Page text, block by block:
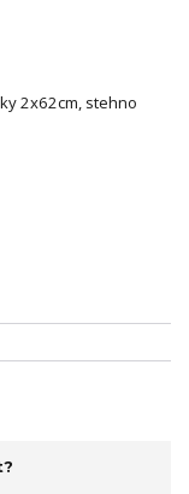
2x62cm, stehno